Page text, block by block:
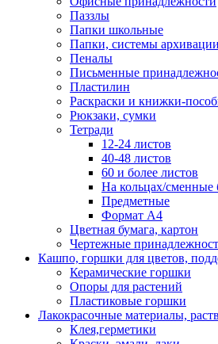
Паззлы
Папки школьные
Папки, системы архивации
Пеналы
Письменные
Пластилин
Раскраски и книжки-
Рюкзаки, сумки
Тетради
12-24 листов
40-48 листов
60 и более листов
На кольцах/сменные
Предметные
Формат А4
Цветная бумага, картон
Чертежные
Кашпо, горшки для цветов,
Керамические горшки
Опоры для растений
Пластиковые горшки
Лакокрасочные материалы,
Клея,герметики